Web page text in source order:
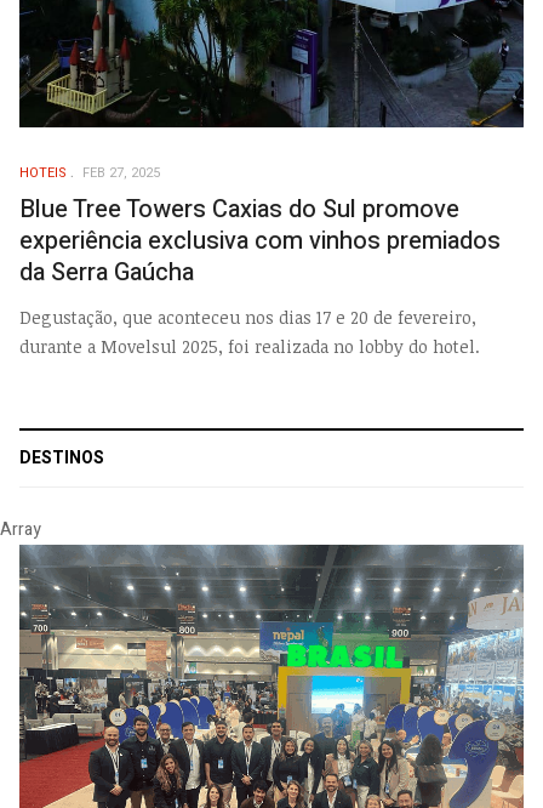
HOTEIS FEB 27, 2025
Blue Tree Towers Caxias do Sul promove
experiência exclusiva com vinhos premiados
da Serra Gaúcha
Degustação, que aconteceu nos dias 17 e 20 de fevereiro,
durante a Movelsul 2025, foi realizada no lobby do hotel.
DESTINOS
Array